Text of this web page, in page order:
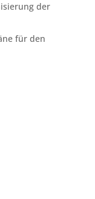
der
für den